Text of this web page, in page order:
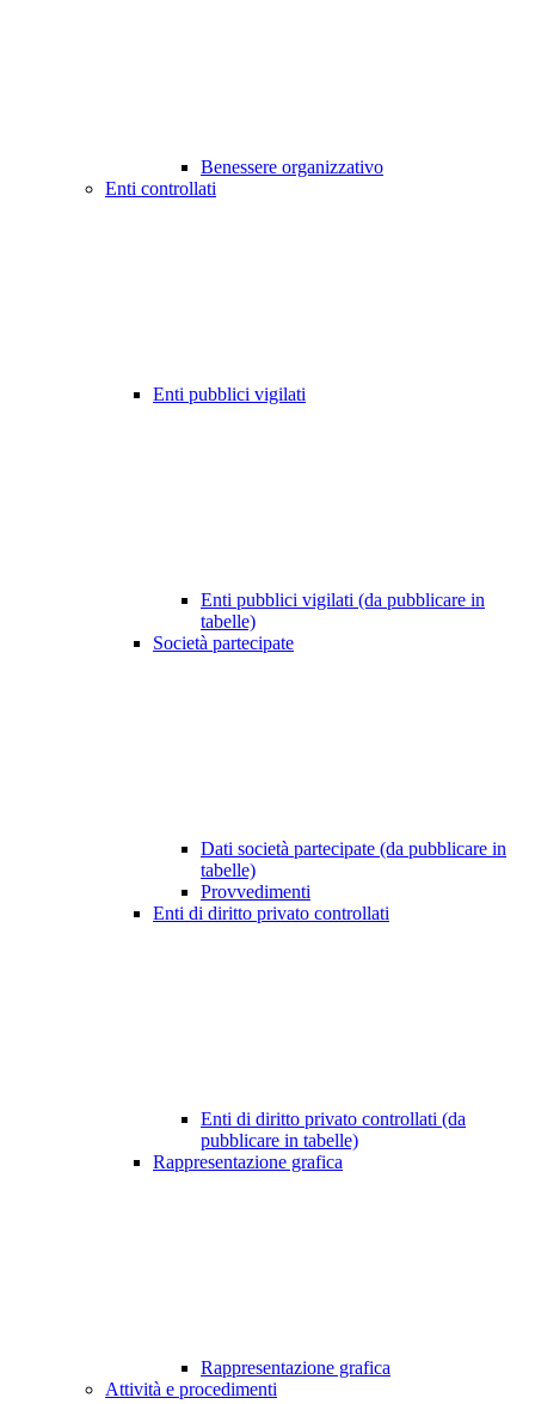
Benessere organizzativo
Enti controllati
Enti pubblici vigilati
Enti pubblici vigilati (da pubblicare in
tabelle)
Società partecipate
Dati società partecipate (da pubblicare in
tabelle)
Provvedimenti
Enti di diritto privato controllati
Enti di diritto privato controllati (da
pubblicare in tabelle)
Rappresentazione grafica
Rappresentazione grafica
Attività e procedimenti